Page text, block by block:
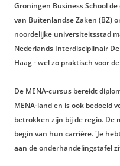
Groningen Business School
van Buitenlandse Zaken (BZ)
noordelijke universiteitsstad
Nederlands Interdisciplinair
Haag - wel zo praktisch voor
De MENA-cursus bereidt
MENA-land en is ook bedoeld
betrokken zijn bij de regio. De
begin van hun carrière. 'Je
aan de onderhandelingstafel